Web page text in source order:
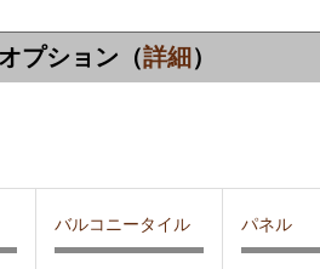
プション（詳細 ）
バルコニータイル パネル